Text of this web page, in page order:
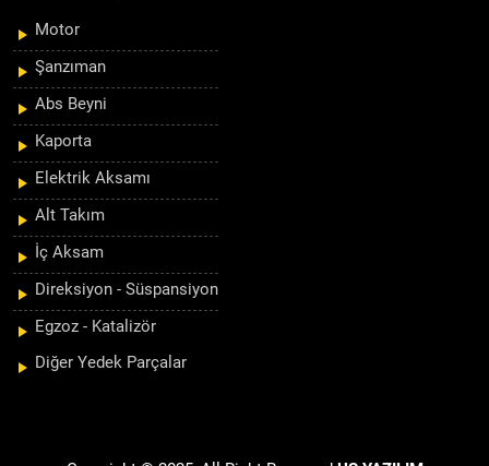
Motor
Şanzıman
Abs Beyni
Kaporta
Elektrik Aksamı
Alt Takım
İç Aksam
Direksiyon - Süspansiyon
Egzoz - Katalizör
Diğer Yedek Parçalar